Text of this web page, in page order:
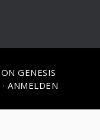
ON GENESIS
· ANMELDEN